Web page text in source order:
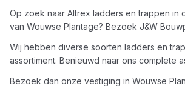
Op zoek naar Altrex ladders en trappen in
van Wouwse Plantage? Bezoek J&W
Wij hebben diverse soorten ladders en
assortiment. Benieuwd naar ons complete
Bezoek dan onze vestiging in Wouwse